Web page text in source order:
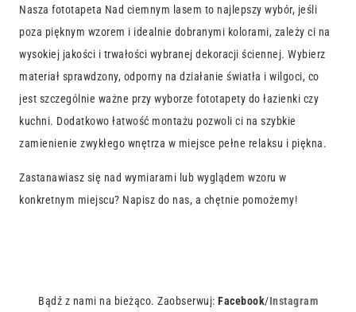
Nasza fototapeta Nad ciemnym lasem to najlepszy wybór, jeśli
poza pięknym wzorem i idealnie dobranymi kolorami, zależy ci na
wysokiej jakości i trwałości wybranej dekoracji ściennej. Wybierz
materiał sprawdzony, odporny na działanie światła i wilgoci, co
jest szczególnie ważne przy wyborze fototapety do łazienki czy
kuchni. Dodatkowo łatwość montażu pozwoli ci na szybkie
zamienienie zwykłego wnętrza w miejsce pełne relaksu i piękna.
Zastanawiasz się nad wymiarami lub wyglądem wzoru w
konkretnym miejscu? Napisz do nas, a chętnie pomożemy!
Bądź z nami na bieżąco. Zaobserwuj: Facebook/Instagram